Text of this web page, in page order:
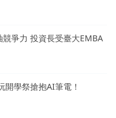
爭力 投資長受臺大EMBA
開學祭搶抱AI筆電！